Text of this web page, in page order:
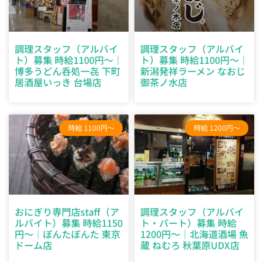
調理スタッフ（アルバイ
ト）募集 時給1100円～｜
博多うどん呑処一㐂 下町
居酒屋いっき 台場店
調理スタッフ（アルバイ
ト）募集 時給1100円～｜
新潟発祥ラーメン なおじ
御茶ノ水店
時給 1100円～
おにぎり専門店staff（ア
ルバイト）募集 時給1150
円～｜ぼんたぼんた 東京
ドーム店
時給 1200円～
調理スタッフ（アルバイ
ト・パート）募集 時給
1200円～｜北海道酒場 魚
蔵 ねむろ 秋葉原UDX店